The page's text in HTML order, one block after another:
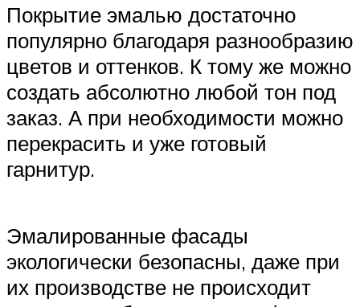
Покрытие эмалью достаточно
популярно благодаря разнообразию
цветов и оттенков. К тому же можно
создать абсолютно любой тон под
заказ. А при необходимости можно
перекрасить и уже готовый
гарнитур.
Эмалированные фасады
экологически безопасны, даже при
их производстве не происходит